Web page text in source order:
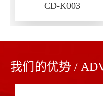
CD-K003
我们的优势 /